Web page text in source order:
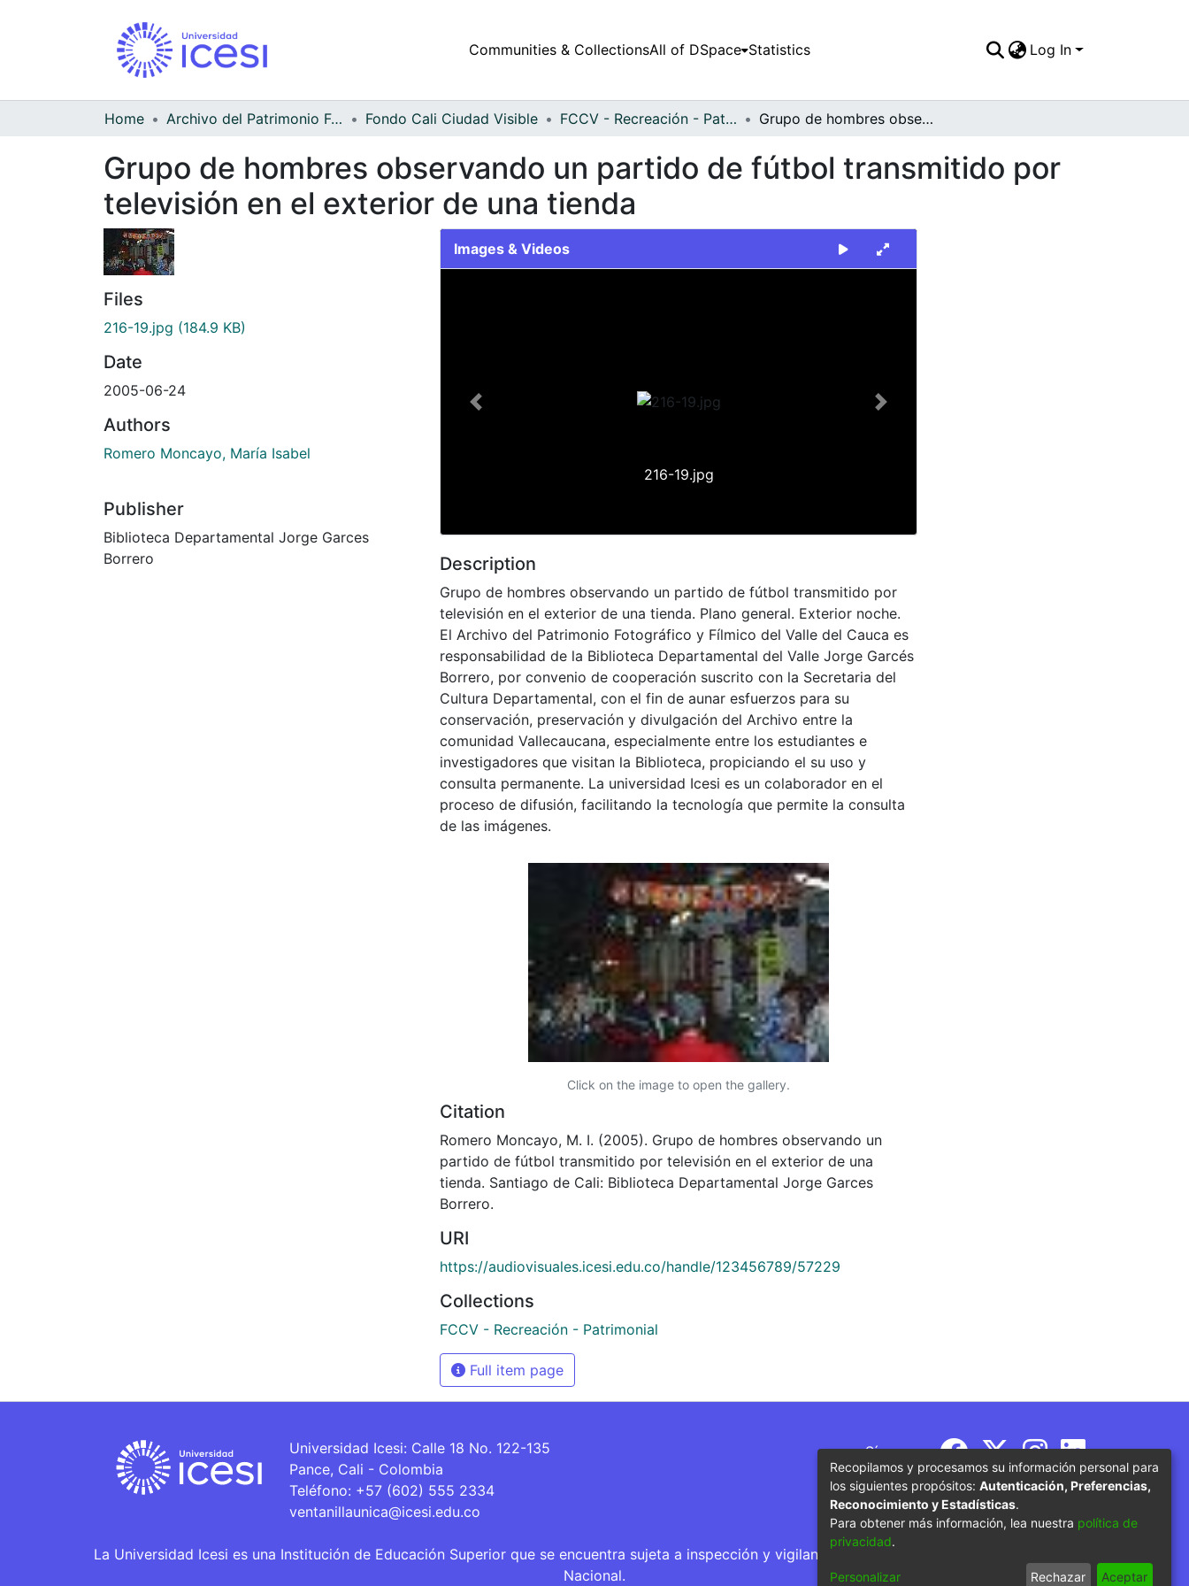
Communities & CollectionsAll of DSpace Statistics Log In
Home Archivo del Patrimonio Fotográfico y Fílmico del Valle del Cauca Fondo Cali Ciudad Visible FCCV - Recreación - Patrimonial Grupo de hombres observando un partido de fútbol transmitido por televisión en el exterior de una tienda
Grupo de hombres observando un partido de fútbol transmitido por
televisión en el exterior de una tienda
Files
216-19.jpg (184.9 KB)
Date
2005-06-24
Authors
Romero Moncayo, María Isabel
Publisher
Biblioteca Departamental Jorge Garces
Borrero
Images & Videos
216-19.jpg
Previous Next
Description
Grupo de hombres observando un partido de fútbol transmitido por
televisión en el exterior de una tienda. Plano general. Exterior noche.
El Archivo del Patrimonio Fotográfico y Fílmico del Valle del Cauca es
responsabilidad de la Biblioteca Departamental del Valle Jorge Garcés
Borrero, por convenio de cooperación suscrito con la Secretaria del
Cultura Departamental, con el fin de aunar esfuerzos para su
conservación, preservación y divulgación del Archivo entre la
comunidad Vallecaucana, especialmente entre los estudiantes e
investigadores que visitan la Biblioteca, propiciando el su uso y
consulta permanente. La universidad Icesi es un colaborador en el
proceso de difusión, facilitando la tecnología que permite la consulta
de las imágenes.
Click on the image to open the gallery.
Citation
Romero Moncayo, M. I. (2005). Grupo de hombres observando un
partido de fútbol transmitido por televisión en el exterior de una
tienda. Santiago de Cali: Biblioteca Departamental Jorge Garces
Borrero.
URI
https://audiovisuales.icesi.edu.co/handle/123456789/57229
Collections
FCCV - Recreación - Patrimonial
Full item page
Universidad Icesi: Calle 18 No. 122-135
Pance, Cali - Colombia
Teléfono: +57 (602) 555 2334
ventanillaunica@icesi.edu.co
Síguenos
La Universidad Icesi es una Institución de Educación Superior que se encuentra sujeta a inspección y vigilancia por parte del Ministerio de Educación
Nacional.
Recopilamos y procesamos su información personal para
los siguientes propósitos: Autenticación, Preferencias,
Reconocimiento y Estadísticas.
Para obtener más información, lea nuestra política de
privacidad.
Personalizar Rechazar Aceptar